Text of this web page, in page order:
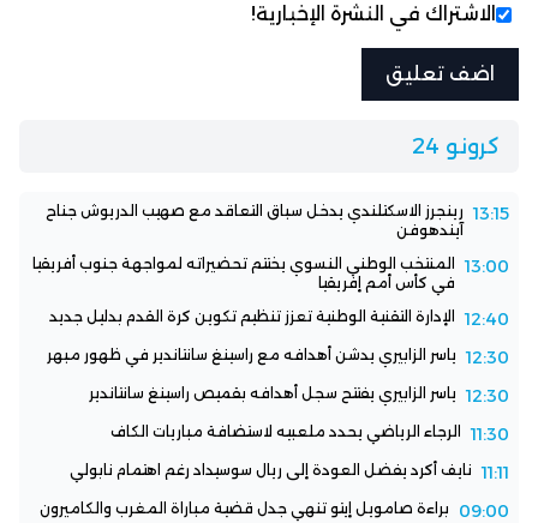
الاشتراك في النشرة الإخبارية!
كرونو 24
13:15 رينجرز الاسكتلندي يدخل سباق التعاقد مع صهيب الدريوش جناح
آيندهوفن
13:00
المنتخب الوطني النسوي يختتم تحضيراته لمواجهة جنوب أفريقيا
في كأس أمم إفريقيا
12:40 الإدارة التقنية الوطنية تعزز تنظيم تكوين كرة القدم بدليل جديد
12:30 ياسر الزابيري يدشن أهدافه مع راسينغ سانتاندير في ظهور مبهر
12:30 ياسر الزابيري يفتتح سجل أهدافه بقميص راسينغ سانتاندير
11:30 الرجاء الرياضي يحدد ملعبيه لاستضافة مباريات الكاف
11:11 نايف أكرد يفضل العودة إلى ريال سوسيداد رغم اهتمام نابولي
09:00 براءة صامويل إيتو تنهي جدل قضية مباراة المغرب والكاميرون